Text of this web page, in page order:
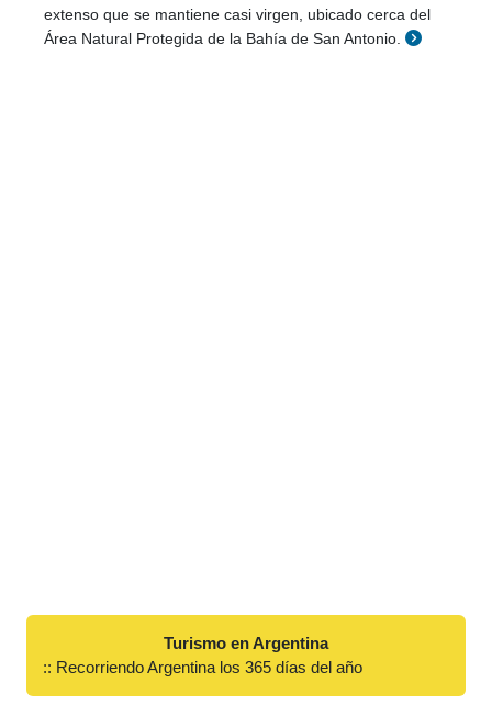
extenso que se mantiene casi virgen, ubicado cerca del
Área Natural Protegida de la Bahía de San Antonio.
Turismo en Argentina
:: Recorriendo Argentina los 365 días del año